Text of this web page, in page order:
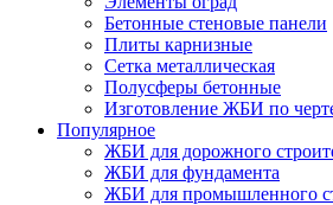
Бетонные стеновые панели
Плиты карнизные
Сетка металлическая
Полусферы бетонные
Изготовление ЖБИ по
Популярное
ЖБИ для дорожного
ЖБИ для фундамента
ЖБИ для промышленного